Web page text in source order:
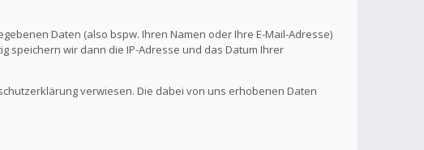
Daten (also bspw. Ihren Namen oder Ihre E-Mail-Adresse)
speichern wir dann die IP-Adresse und das Datum Ihrer
verwiesen. Die dabei von uns erhobenen Daten